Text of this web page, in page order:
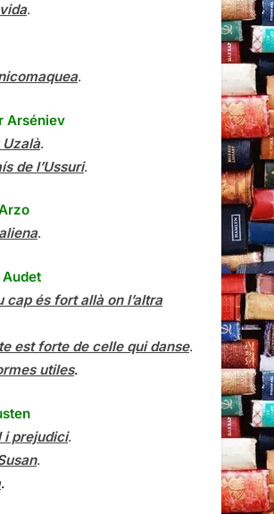
.
.
Arséniev
.
de l’Ussuri.
.
cap és fort allà on l’altra
est forte de celle qui danse.
utiles.
i prejudici.
.
.